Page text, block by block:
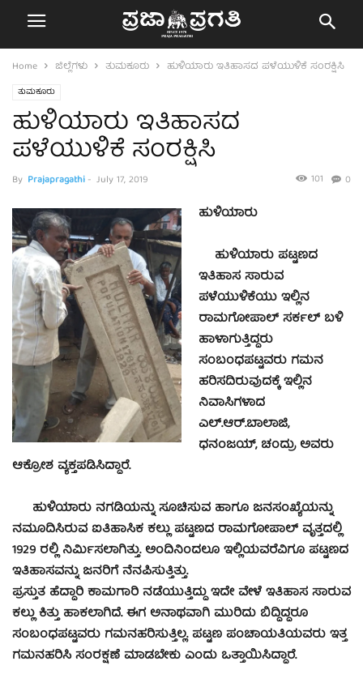
Home ಜಿಲ್ಲೆಗಳು ತುಮಕೂರು ಹುಳಿಯಾರು ಇತಿಹಾಸದ ಪಳೆಯುಳಿಕೆ ಸಂರಕ್ಷಿಸಿ
ತುಮಕೂರು
ಹುಳಿಯಾರು ಇತಿಹಾಸದ
ಪಳೆಯುಳಿಕೆ ಸಂರಕ್ಷಿಸಿ
By Prajapragathi- July 17, 2019 0
101
ಹುಳಿಯಾರು
ಹುಳಿಯಾರು ಪಟ್ಟಣದ
ಇತಿಹಾಸ ಸಾರುವ
ಪಳೆಯುಳಿಕೆಯು ಇಲ್ಲಿನ
ರಾಮಗೋಪಾಲ್ ಸರ್ಕಲ್ ಬಳಿ
ಹಾಳಾಗುತ್ತಿದ್ದರು
ಸಂಬಂಧಪಟ್ಟವರು ಗಮನ
ಹರಿಸದಿರುವುದಕ್ಕೆ ಇಲ್ಲಿನ
ನಿವಾಸಿಗಳಾದ
ಎಲ್.ಆರ್.ಬಾಲಾಜಿ,
ಧನಂಜಯ್, ಚಂದ್ರು ಅವರು
ಆಕ್ರೋಶ ವ್ಯಕ್ತಪಡಿಸಿದ್ದಾರೆ.
ಹುಳಿಯಾರು ನಗಡಿಯನ್ನು ಸೂಚಿಸುವ ಹಾಗೂ ಜನಸಂಖ್ಯೆಯನ್ನು
ನಮೂದಿಸಿರುವ ಐತಿಹಾಸಿಕ ಕಲ್ಲು ಪಟ್ಟಣದ ರಾಮಗೋಪಾಲ್ ವೃತ್ತದಲ್ಲಿ
1929 ರಲ್ಲಿ ನಿರ್ಮಿಸಲಾಗಿತ್ತು. ಅಂದಿನಿಂದಲೂ ಇಲ್ಲಿಯವರೆವಿಗೂ ಪಟ್ಟಣದ
ಇತಿಹಾಸವನ್ನು ಜನರಿಗೆ ನೆನಪಿಸುತ್ತಿತ್ತು.
ಪ್ರಸ್ತುತ ಹೆದ್ದಾರಿ ಕಾಮಗಾರಿ ನಡೆಯುತ್ತಿದ್ದು ಇದೇ ವೇಳೆ ಇತಿಹಾಸ ಸಾರುವ
ಕಲ್ಲು ಕಿತ್ತು ಹಾಕಲಾಗಿದೆ. ಈಗ ಅನಾಥವಾಗಿ ಮುರಿದು ಬಿದ್ದಿದ್ದರೂ
ಸಂಬಂಧಪಟ್ಟವರು ಗಮನಹರಿಸುತ್ತಿಲ್ಲ. ಪಟ್ಟಣ ಪಂಚಾಯತಿಯವರು ಇತ್ತ
ಗಮನಹರಿಸಿ ಸಂರಕ್ಷಣೆ ಮಾಡಬೇಕು ಎಂದು ಒತ್ತಾಯಿಸಿದ್ದಾರೆ.